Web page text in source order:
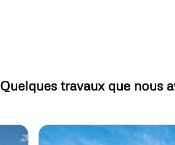
Quelques travaux que nous